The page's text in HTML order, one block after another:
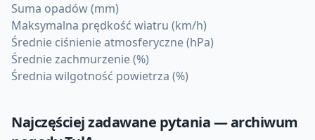
Suma opadów (mm)
Maksymalna prędkość wiatru (km/h)
Średnie ciśnienie atmosferyczne (hPa)
Średnie zachmurzenie (%)
Średnia wilgotność powietrza (%)
Najczęściej zadawane pytania — archiwum